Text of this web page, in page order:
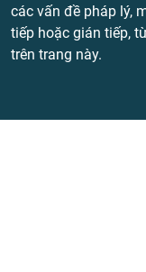
các vấn đề pháp lý,
tiếp hoặc gián tiếp,
trên trang này.